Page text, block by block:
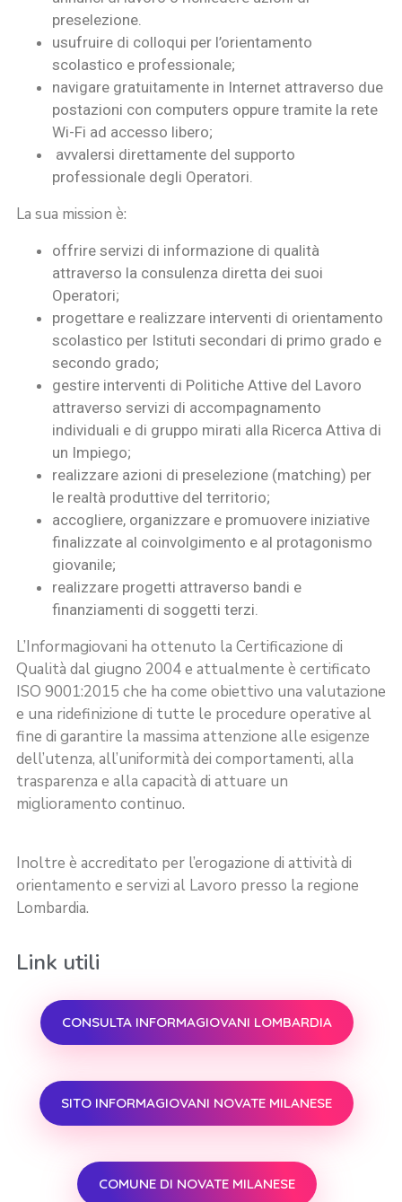
preselezione.
usufruire di colloqui per l’orientamento
scolastico e professionale;
navigare gratuitamente in Internet attraverso due
postazioni con computers oppure tramite la rete
Wi-Fi ad accesso libero;
avvalersi direttamente del supporto
professionale degli Operatori.
La sua mission è:
offrire servizi di informazione di qualità
attraverso la consulenza diretta dei suoi
Operatori;
progettare e realizzare interventi di orientamento
scolastico per Istituti secondari di primo grado e
secondo grado;
gestire interventi di Politiche Attive del Lavoro
attraverso servizi di accompagnamento
individuali e di gruppo mirati alla Ricerca Attiva di
un Impiego;
realizzare azioni di preselezione (matching) per
le realtà produttive del territorio;
accogliere, organizzare e promuovere iniziative
finalizzate al coinvolgimento e al protagonismo
giovanile;
realizzare progetti attraverso bandi e
finanziamenti di soggetti terzi.
L’Informagiovani ha ottenuto la Certificazione di
Qualità dal giugno 2004 e attualmente è certificato
ISO 9001:2015 che ha come obiettivo una valutazione
e una ridefinizione di tutte le procedure operative al
fine di garantire la massima attenzione alle esigenze
dell’utenza, all’uniformità dei comportamenti, alla
trasparenza e alla capacità di attuare un
miglioramento continuo.
Inoltre è accreditato per l’erogazione di attività di
orientamento e servizi al Lavoro presso la regione
Lombardia.
Link utili
CONSULTA INFORMAGIOVANI LOMBARDIA
SITO INFORMAGIOVANI NOVATE MILANESE
COMUNE DI NOVATE MILANESE